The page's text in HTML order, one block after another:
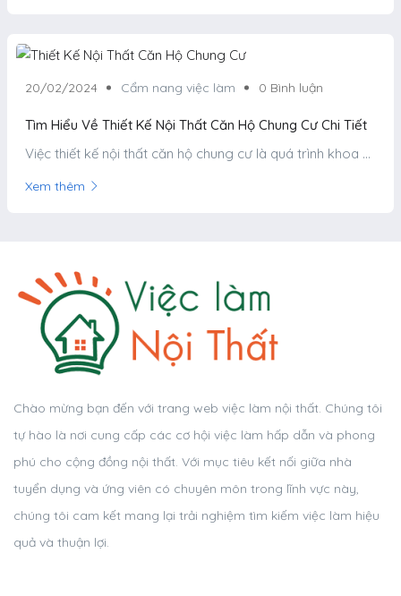
20/02/2024 Cẩm nang việc làm 0 Bình luận
Tìm Hiểu Về Thiết Kế Nội Thất Căn Hộ Chung Cư Chi Tiết
Việc thiết kế nội thất căn hộ chung cư là quá trình khoa ...
Xem thêm
Chào mừng bạn đến với trang web việc làm nội thất. Chúng tôi
tự hào là nơi cung cấp các cơ hội việc làm hấp dẫn và phong
phú cho cộng đồng nội thất. Với mục tiêu kết nối giữa nhà
tuyển dụng và ứng viên có chuyên môn trong lĩnh vực này,
chúng tôi cam kết mang lại trải nghiệm tìm kiếm việc làm hiệu
quả và thuận lợi.